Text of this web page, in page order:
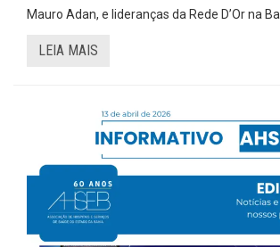
Mauro Adan, e lideranças da Rede D’Or na
LEIA MAIS